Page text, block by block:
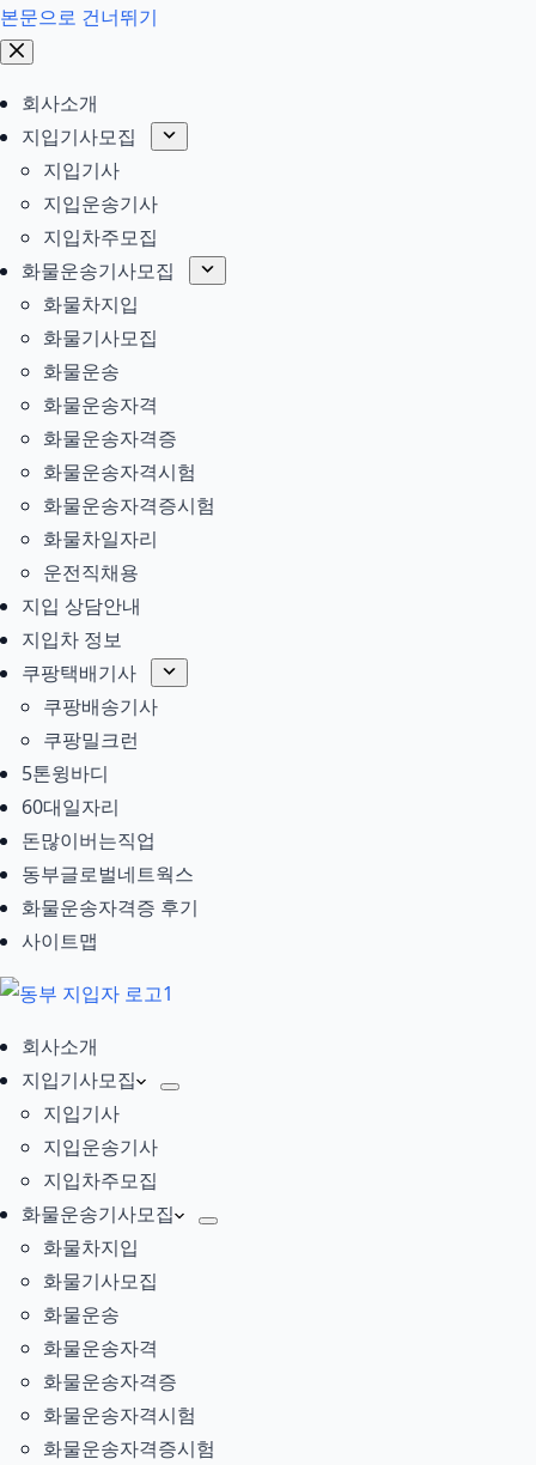
본문으로 건너뛰기
회사소개
지입기사모집
지입기사
지입운송기사
지입차주모집
화물운송기사모집
화물차지입
화물기사모집
화물운송
화물운송자격
화물운송자격증
화물운송자격시험
화물운송자격증시험
화물차일자리
운전직채용
지입 상담안내
지입차 정보
쿠팡택배기사
쿠팡배송기사
쿠팡밀크런
5톤윙바디
60대일자리
돈많이버는직업
동부글로벌네트웍스
화물운송자격증 후기
사이트맵
회사소개
지입기사모집
지입기사
지입운송기사
지입차주모집
화물운송기사모집
화물차지입
화물기사모집
화물운송
화물운송자격
화물운송자격증
화물운송자격시험
화물운송자격증시험